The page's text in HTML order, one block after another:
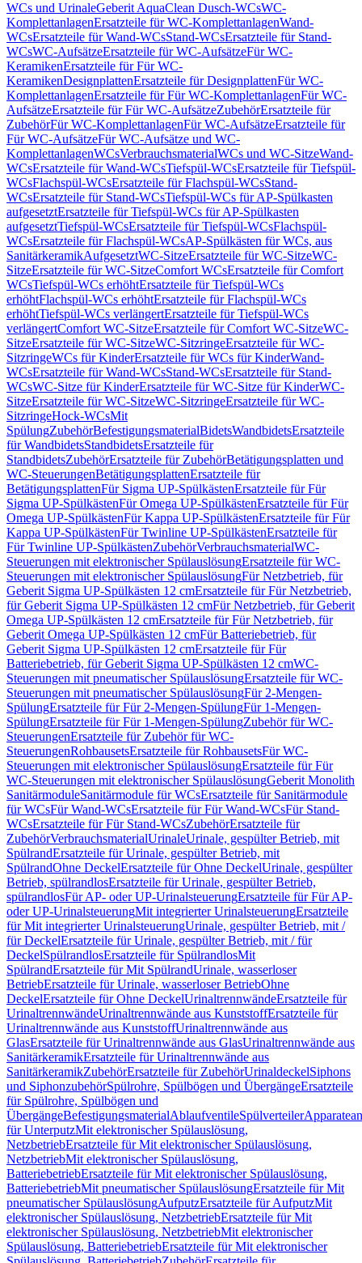
WCs und UrinaleGeberit AquaClean Dusch-WCsWC-
KomplettanlagenErsatzteile für WC-KomplettanlagenWand-
WCsErsatzteile für Wand-WCsStand-WCsErsatzteile für Stand-
WCsWC-AufsätzeErsatzteile für WC-AufsätzeFür WC-
KeramikenErsatzteile für Für WC-
KeramikenDesignplattenErsatzteile für DesignplattenFür WC-
KomplettanlagenErsatzteile für Für WC-KomplettanlagenFür WC-
AufsätzeErsatzteile für Für WC-AufsätzeZubehörErsatzteile für
ZubehörFür WC-KomplettanlagenFür WC-AufsätzeErsatzteile für
Für WC-AufsätzeFür WC-Aufsätze und WC-
KomplettanlagenWCsVerbrauchsmaterialWCs und WC-SitzeWand-
WCsErsatzteile für Wand-WCsTiefspül-WCsErsatzteile für Tiefspül-
WCsFlachspül-WCsErsatzteile für Flachspül-WCsStand-
WCsErsatzteile für Stand-WCsTiefspül-WCs für AP-Spülkasten
aufgesetztErsatzteile für Tiefspül-WCs für AP-Spülkasten
aufgesetztTiefspül-WCsErsatzteile für Tiefspül-WCsFlachspül-
WCsErsatzteile für Flachspül-WCsAP-Spülkästen für WCs, aus
SanitärkeramikAufgesetztWC-SitzeErsatzteile für WC-SitzeWC-
SitzeErsatzteile für WC-SitzeComfort WCsErsatzteile für Comfort
WCsTiefspül-WCs erhöhtErsatzteile für Tiefspül-WCs
erhöhtFlachspül-WCs erhöhtErsatzteile für Flachspül-WCs
erhöhtTiefspül-WCs verlängertErsatzteile für Tiefspül-WCs
verlängertComfort WC-SitzeErsatzteile für Comfort WC-SitzeWC-
SitzeErsatzteile für WC-SitzeWC-SitzringeErsatzteile für WC-
SitzringeWCs für KinderErsatzteile für WCs für KinderWand-
WCsErsatzteile für Wand-WCsStand-WCsErsatzteile für Stand-
WCsWC-Sitze für KinderErsatzteile für WC-Sitze für KinderWC-
SitzeErsatzteile für WC-SitzeWC-SitzringeErsatzteile für WC-
SitzringeHock-WCsMit
SpülungZubehörBefestigungsmaterialBidetsWandbidetsErsatzteile
für WandbidetsStandbidetsErsatzteile für
StandbidetsZubehörErsatzteile für ZubehörBetätigungsplatten und
WC-SteuerungenBetätigungsplattenErsatzteile für
BetätigungsplattenFür Sigma UP-SpülkästenErsatzteile für Für
Sigma UP-SpülkästenFür Omega UP-SpülkästenErsatzteile für Für
Omega UP-SpülkästenFür Kappa UP-SpülkästenErsatzteile für Für
Kappa UP-SpülkästenFür Twinline UP-SpülkästenErsatzteile für
Für Twinline UP-SpülkästenZubehörVerbrauchsmaterialWC-
Steuerungen mit elektronischer SpülauslösungErsatzteile für WC-
Steuerungen mit elektronischer SpülauslösungFür Netzbetrieb, für
Geberit Sigma UP-Spülkästen 12 cmErsatzteile für Für Netzbetrieb,
für Geberit Sigma UP-Spülkästen 12 cmFür Netzbetrieb, für Geberit
Omega UP-Spülkästen 12 cmErsatzteile für Für Netzbetrieb, für
Geberit Omega UP-Spülkästen 12 cmFür Batteriebetrieb, für
Geberit Sigma UP-Spülkästen 12 cmErsatzteile für Für
Batteriebetrieb, für Geberit Sigma UP-Spülkästen 12 cmWC-
Steuerungen mit pneumatischer SpülauslösungErsatzteile für WC-
Steuerungen mit pneumatischer SpülauslösungFür 2-Mengen-
SpülungErsatzteile für Für 2-Mengen-SpülungFür 1-Mengen-
SpülungErsatzteile für Für 1-Mengen-SpülungZubehör für WC-
SteuerungenErsatzteile für Zubehör für WC-
SteuerungenRohbausetsErsatzteile für RohbausetsFür WC-
Steuerungen mit elektronischer SpülauslösungErsatzteile für Für
WC-Steuerungen mit elektronischer SpülauslösungGeberit Monolith
SanitärmoduleSanitärmodule für WCsErsatzteile für Sanitärmodule
für WCsFür Wand-WCsErsatzteile für Für Wand-WCsFür Stand-
WCsErsatzteile für Für Stand-WCsZubehörErsatzteile für
ZubehörVerbrauchsmaterialUrinaleUrinale, gespülter Betrieb, mit
SpülrandErsatzteile für Urinale, gespülter Betrieb, mit
SpülrandOhne DeckelErsatzteile für Ohne DeckelUrinale, gespülter
Betrieb, spülrandlosErsatzteile für Urinale, gespülter Betrieb,
spülrandlosFür AP- oder UP-UrinalsteuerungErsatzteile für Für AP-
oder UP-UrinalsteuerungMit integrierter UrinalsteuerungErsatzteile
für Mit integrierter UrinalsteuerungUrinale, gespülter Betrieb, mit /
für DeckelErsatzteile für Urinale, gespülter Betrieb, mit / für
DeckelSpülrandlosErsatzteile für SpülrandlosMit
SpülrandErsatzteile für Mit SpülrandUrinale, wasserloser
BetriebErsatzteile für Urinale, wasserloser BetriebOhne
DeckelErsatzteile für Ohne DeckelUrinaltrennwändeErsatzteile für
UrinaltrennwändeUrinaltrennwände aus KunststoffErsatzteile für
Urinaltrennwände aus KunststoffUrinaltrennwände aus
GlasErsatzteile für Urinaltrennwände aus GlasUrinaltrennwände aus
SanitärkeramikErsatzteile für Urinaltrennwände aus
SanitärkeramikZubehörErsatzteile für ZubehörUrinaldeckelSiphons
und SiphonzubehörSpülrohre, Spülbögen und ÜbergängeErsatzteile
für Spülrohre, Spülbögen und
ÜbergängeBefestigungsmaterialAblaufventileSpülverteiler
für UnterputzMit elektronischer Spülauslösung,
NetzbetriebErsatzteile für Mit elektronischer Spülauslösung,
NetzbetriebMit elektronischer Spülauslösung,
BatteriebetriebErsatzteile für Mit elektronischer Spülauslösung,
BatteriebetriebMit pneumatischer SpülauslösungErsatzteile für Mit
pneumatischer SpülauslösungAufputzErsatzteile für AufputzMit
elektronischer Spülauslösung, NetzbetriebErsatzteile für Mit
elektronischer Spülauslösung, NetzbetriebMit elektronischer
Spülauslösung, BatteriebetriebErsatzteile für Mit elektronischer